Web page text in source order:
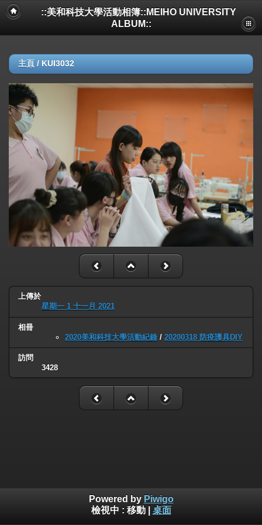
::美和科技大學活動相簿::MEIHO UNIVERSITY
ALBUM::
主頁 / KUI3032
上傳於
星期一 1 十一月 2021
相冊
2020美和科技大學活動紀錄 / 20200318 防疫護具DIY
訪問
3428
Powered by Piwigo
檢視中 : 移動| 桌面